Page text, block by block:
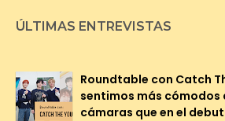
ÚLTIMAS ENTREVISTAS
Roundtable con Catch
sentimos más cómodos
cámaras que en el